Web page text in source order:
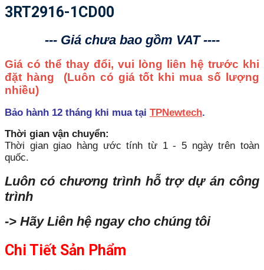
3RT2916-1CD00
--- Giá chưa bao gồm VAT ----
Giá có thể thay đổi, vui lòng liên hệ trước khi
đặt hàng (Luôn có giá tốt khi mua số lượng
nhiều)
Bảo hành 12 tháng khi mua tại TPNewtech.
Thời gian vận chuyển:
Thời gian giao hàng ước tính từ 1 - 5 ngày trên toàn
quốc.
Luôn có chương trình hỗ trợ dự án công
trình
-> Hãy Liên hệ ngay cho chúng tôi
Chi Tiết Sản Phẩm